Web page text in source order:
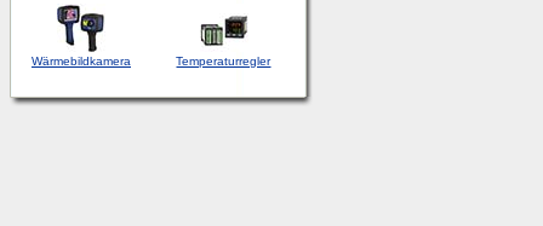
Wärmebildkamera Temperaturregler